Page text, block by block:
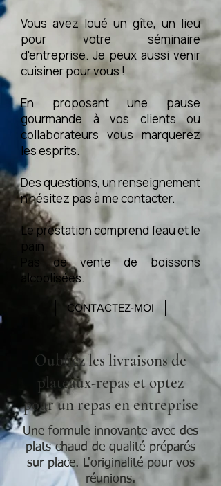
Vous avez loué un gîte, un lieu
pour votre séminaire
d'entreprise. Je peux aussi venir
cuisiner pour vous !
En proposant une pause
gourmande à vos clients ou
collaborateurs vous marquerez
les esprits.
Des questions, un renseignement
n'hésitez pas à mecontacter.
Le prestation comprend l'eau et le
pain.
Pas de vente de boissons
alcoolisées.
CONTACTEZ-MOI
Oubliez les livraisons de
plateaux-repas et optez
pour un repas en entreprise
Une formule innovante avec des
plats chaud de qualité préparés
sur place. L'originalité pour vos
réunions.